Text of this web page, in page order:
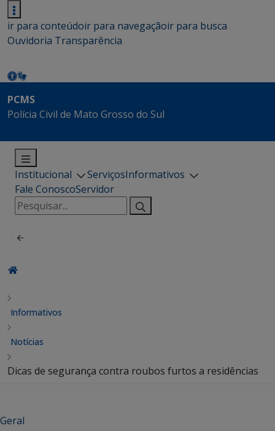
ir para conteúdoir para navegaçãoir para busca
Ouvidoria Transparência
PCMS
Polícia Civil de Mato Grosso do Sul
Institucional ServiçosInformativos
Fale ConoscoServidor
Pesquisar
por:
Informativos
Notícias
Dicas de segurança contra roubos furtos a residências
Geral